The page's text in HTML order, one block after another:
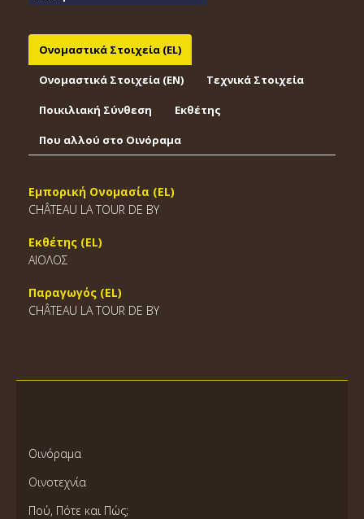
Ονομαστικά Στοιχεία (EL)
Ονομαστικά Στοιχεία (EΝ) Τεχνικά Στοιχεία
Ποικιλιακή Σύνθεση Εκθέτης
Που αλλού στο Οινόραμα
Εμπορική Ονομασία (EL)
CHÂTEAU LA TOUR DE BY
Εκθέτης (EL)
ΑΙΟΛΟΣ
Παραγωγός (EL)
CHÂTEAU LA TOUR DE BY
Οινόραμα
Οινοτεχνία
Πού, Πότε και Πώς;